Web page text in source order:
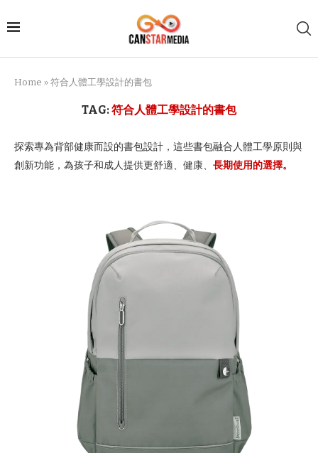
Home » 符合人體工學設計的書包
TAG:符合人體工學設計的書包
探索專為背部健康而設的書包設計，這些書包融合人體工學原則與
創新功能，為孩子和成人提供更舒適、健康、 長期使用的選擇。